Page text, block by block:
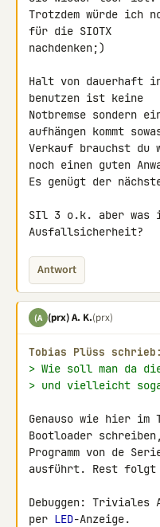
Trotzdem würde ich
für die SIOTX
nachdenken;)
Halt von dauerhaft
benutzen ist keine
Notbremse sondern
aufhängen kommt
Verkauf brauchst du
noch einen guten
Es genügt der
SIl 3 o.k. aber was
Ausfallsicherheit?
Antwort
(A (prx) A. K.(prx)
Tobias Plüss schrieb:
> Wie soll man da
> und vielleicht
Genauso wie hier im
Bootloader
Programm von de
ausführt. Rest folgt
Debuggen: Triviales
per LED-Anzeige.